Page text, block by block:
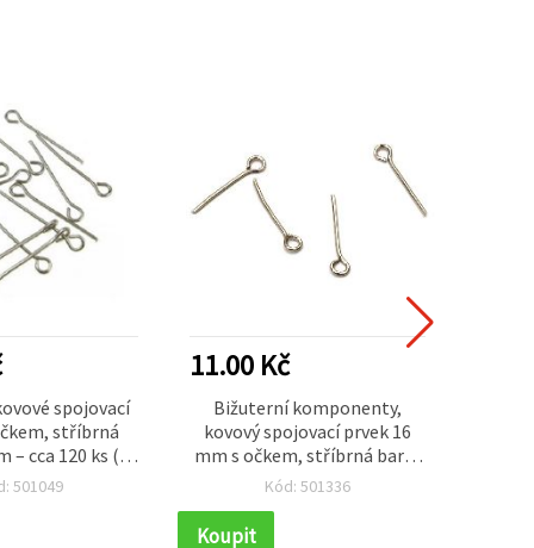
spojovací
stříbrná
– cca 120 ks (10
ruční výrobu
501049
11.00 Kč
Bižuterní komponenty,
kovový spojovací prvek 16
mm s očkem, stříbrná barva
- 10 g (~140 ks)
Kód: 501336
Koupit